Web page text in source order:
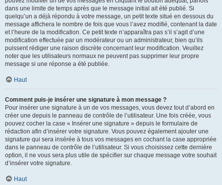
dans une limite de temps après que le message initial ait été publié. Si
quelqu’un a déjà répondu à votre message, un petit texte situé en dessous du
message affichera le nombre de fois que vous l’avez modifié, contenant la date
et l’heure de la modification. Ce petit texte n’apparaîtra pas s’il s’agit d’une
modification effectuée par un modérateur ou un administrateur, bien qu’ils
puissent rédiger une raison discrète concernant leur modification. Veuillez
noter que les utilisateurs normaux ne peuvent pas supprimer leur propre
message si une réponse a été publiée.
Haut
Comment puis-je insérer une signature à mon message ?
Pour insérer une signature à un de vos messages, vous devez tout d’abord en
créer une depuis le panneau de contrôle de l’utilisateur. Une fois créée, vous
pouvez cocher la case « Insérer une signature » depuis le formulaire de
rédaction afin d’insérer votre signature. Vous pouvez également ajouter une
signature qui sera insérée à tous vos messages en cochant la case appropriée
dans le panneau de contrôle de l’utilisateur. Si vous choisissez cette dernière
option, il ne vous sera plus utile de spécifier sur chaque message votre souhait
d’insérer votre signature.
Haut